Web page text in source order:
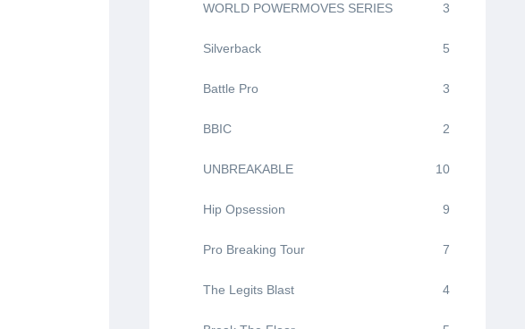
WORLD POWERMOVES SERIES 3
Silverback 5
Battle Pro 3
BBIC 2
UNBREAKABLE 10
Hip Opsession 9
Pro Breaking Tour 7
The Legits Blast 4